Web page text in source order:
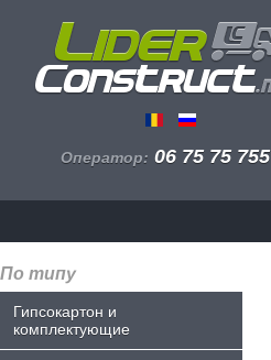
Оператор: 06 75 75 755
По типу
Гипсокартон и
комплектующие